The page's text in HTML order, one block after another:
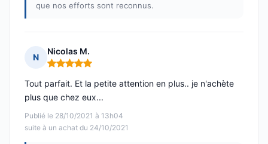
que nos efforts sont reconnus.
N
Nicolas M.
Note : 5 sur 5
Publié le 28/10/2021 à 13h04
suite à un achat du 24/10/2021
Tout parfait. Et la petite attention en plus.. je n'achète
plus que chez eux...